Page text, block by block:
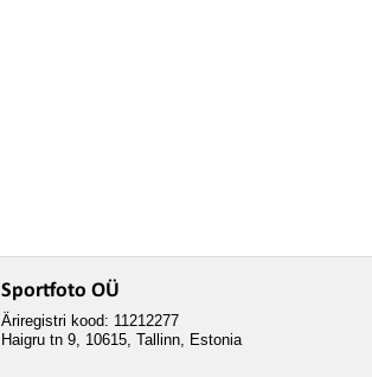
Sportfoto OÜ
Äriregistri kood: 11212277
Haigru tn 9, 10615, Tallinn, Estonia